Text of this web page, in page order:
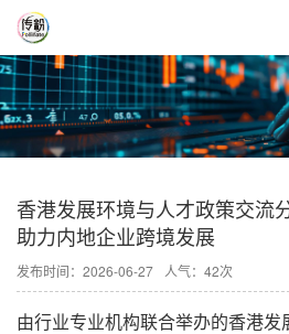
香港发展环境与人才政策交流
助力内地企业跨境发展
发布时间：2026-06-27 人气：42次
由行业专业机构联合举办的香港发